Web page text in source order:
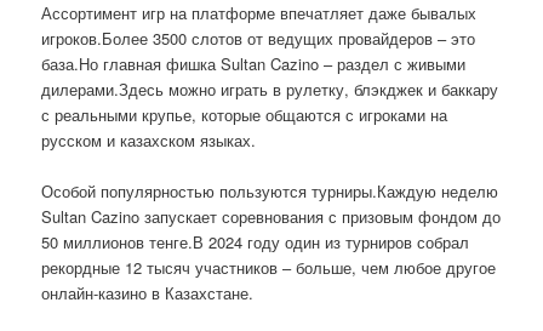
Ассортимент игр на платформе впечатляет даже бывалых
игроков.Более 3500 слотов от ведущих провайдеров – это
база.Но главная фишка Sultan Cazino – раздел с живыми
дилерами.Здесь можно играть в рулетку, блэкджек и баккару
с реальными крупье, которые общаются с игроками на
русском и казахском языках.
Особой популярностью пользуются турниры.Каждую неделю
Sultan Cazino запускает соревнования с призовым фондом до
50 миллионов тенге.В 2024 году один из турниров собрал
рекордные 12 тысяч участников – больше, чем любое другое
онлайн-казино в Казахстане.